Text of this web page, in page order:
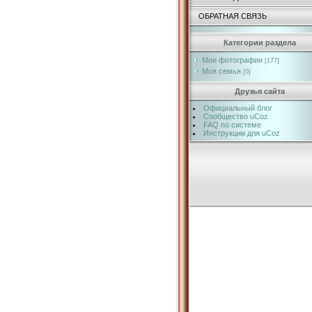
ОБРАТНАЯ СВЯЗЬ
Категории раздела
Мои фотографии [177]
Моя семья [0]
Друзья сайта
Официальный блог
Сообщество uCoz
FAQ по системе
Инструкции для uCoz